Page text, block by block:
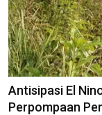
Antisipasi El
Perpompaan